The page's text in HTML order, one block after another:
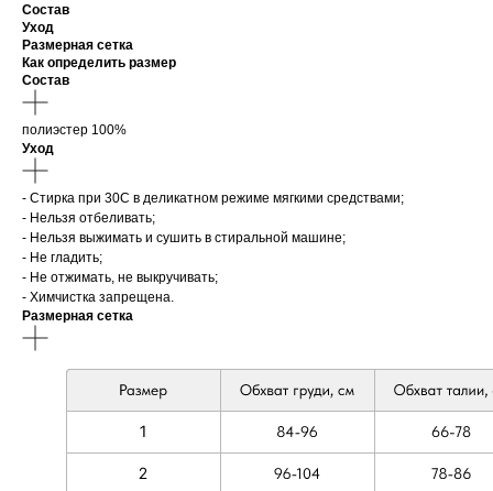
Состав
Уход
Размерная сетка
Как определить размер
Состав
полиэстер 100%
Уход
- Стирка при 30С в деликатном режиме мягкими средствами;
- Нельзя отбеливать;
- Нельзя выжимать и сушить в стиральной машине;
- Не гладить;
- Не отжимать, не выкручивать;
- Химчистка запрещена.
Размерная сетка